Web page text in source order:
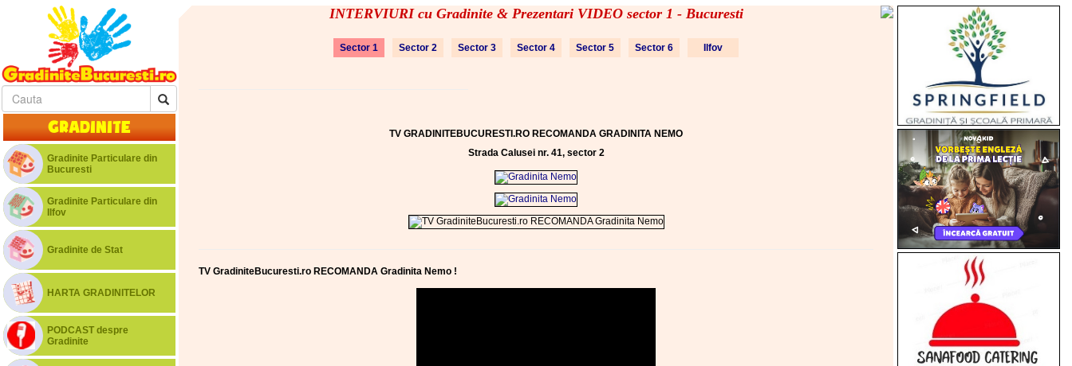
Gradinite
Gradinite Particulare din
Bucuresti
Gradinite Particulare din
Ilfov
Gradinite de Stat
HARTA GRADINITELOR
PODCAST despre
Gradinite
INTERVIURI cu Gradinite & Prezentari VIDEO sector 1 - Bucuresti
Sector 1 Sector 2 Sector 3 Sector 4 Sector 5 Sector 6 Ilfov
TV GRADINITEBUCURESTI.RO RECOMANDA GRADINITA NEMO
Strada Calusei nr. 41, sector 2
TV GradiniteBucuresti.ro RECOMANDA Gradinita Nemo !